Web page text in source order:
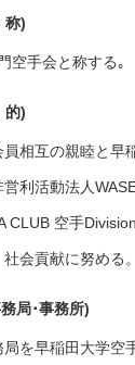
称)
空手会と称する｡
的)
相互の親睦と早
営利活動法人
CLUB 空手
会貢献に努める。
局･事務所)
を早稲田大学空